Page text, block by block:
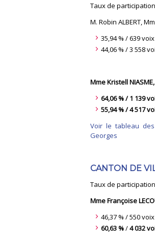
Taux de
M. Robin ALBERT,
35,94 % / 639
44,06 % / 3 558
Mme Kristell
64,06 % / 1 139
55,94 % / 4 517
Voir le tableau
Georges
CANTON DE
Taux de
Mme Françoise
46,37 % / 550
60,63 %/4 032